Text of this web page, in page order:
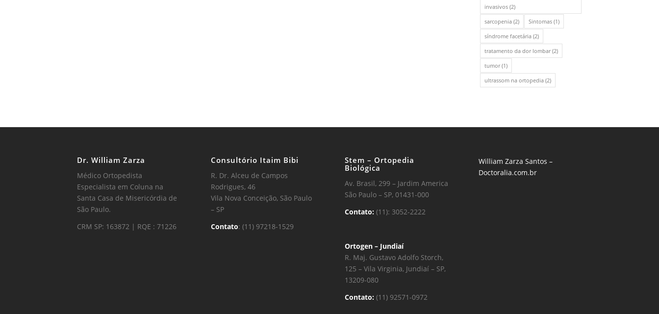
invasivos(2)
sarcopenia(2) Sintomas(1)
síndrome facetária(2)
tratamento da dor lombar(2)
tumor(1)
ultrassom na ortopedia(2)
Dr. William Zarza
Médico Ortopedista
Especialista em Coluna na
Santa Casa de Misericórdia de
São Paulo.
CRM SP: 163872 | RQE : 71226
Consultório Itaim Bibi
R. Dr. Alceu de Campos
Rodrigues, 46
Vila Nova Conceição, São Paulo
– SP
Contato: (11) 97218-1529
Stem – Ortopedia
Biológica
Av. Brasil, 299 – Jardim America
São Paulo – SP, 01431-000
Contato: (11): 3052-2222
Ortogen – Jundiaí
R. Maj. Gustavo Adolfo Storch,
125 – Vila Virginia, Jundiaí – SP,
13209-080
Contato: (11) 92571-0972
William Zarza Santos –
Doctoralia.com.br